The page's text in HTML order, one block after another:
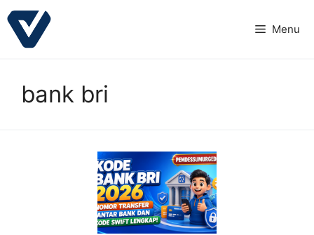
Langsung
ke
Menu
bank bri